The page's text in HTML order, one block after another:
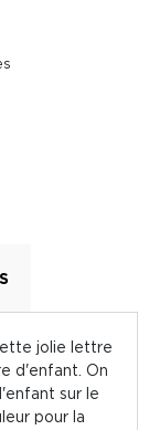
jolie lettre
d'enfant. On
sur le
pour la